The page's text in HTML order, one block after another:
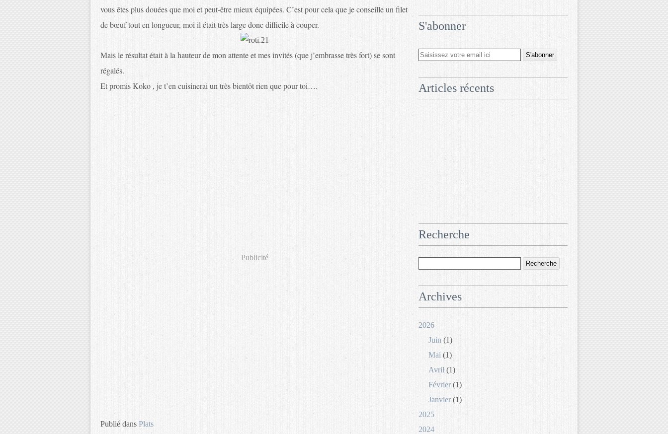
vous êtes plus douées que moi et peut-être mieux équipées. C’est pour cela que je conseille un filet
de bœuf tout en longueur, moi il était très large donc difficile à couper.
Mais le résultat était à la hauteur de mon attente et mes invités (que j’embrasse très fort) se sont
régalés.
Et promis Koko , je t’en cuisinerai un très bientôt rien que pour toi….
Publicité
Publié dans Plats
S'abonner
Articles récents
Recherche
Archives
2026
Juin (1)
Mai (1)
Avril (1)
Février(1)
Janvier (1)
2025
2024